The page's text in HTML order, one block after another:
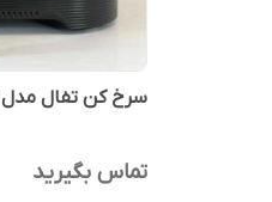
سرخ کن تفال مدل TEFAL EY505
تماس بگیرید